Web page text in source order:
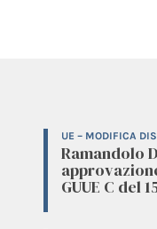
UE – MODIFICA
Ramandolo
GUUE C del